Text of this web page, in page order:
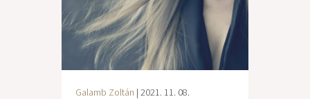
Galamb Zoltán | 2021. 11. 08.